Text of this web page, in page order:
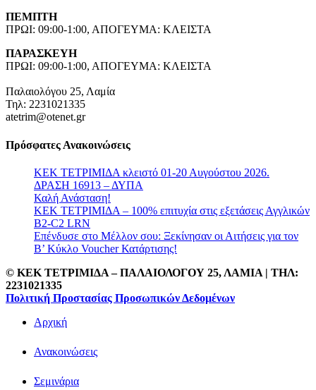
ΠΕΜΠΤΗ
ΠΡΩΙ: 09:00-1:00, ΑΠΟΓΕΥΜΑ: ΚΛΕΙΣΤΑ
ΠΑΡΑΣΚΕΥΗ
ΠΡΩΙ: 09:00-1:00, ΑΠΟΓΕΥΜΑ: ΚΛΕΙΣΤΑ
Παλαιολόγου 25, Λαμία
Τηλ: 2231021335
atetrim@otenet.gr
Πρόσφατες Ανακοινώσεις
ΚΕΚ ΤΕΤΡΙΜΙΔΑ κλειστό 01-20 Αυγούστου 2026.
ΔΡΑΣΗ 16913 – ΔΥΠΑ
Καλή Ανάσταση!
ΚΕΚ ΤΕΤΡΙΜΙΔΑ – 100% επιτυχία στις εξετάσεις Αγγλικών
B2-C2 LRN
Επένδυσε στο Μέλλον σου: Ξεκίνησαν οι Αιτήσεις για τον
Β’ Κύκλο Voucher Κατάρτισης!
© ΚΕΚ ΤΕΤΡΙΜΙΔΑ – ΠΑΛΑΙΟΛΟΓΟΥ 25, ΛΑΜΙΑ | TΗΛ:
2231021335
Πολιτική Προστασίας Προσωπικών Δεδομένων
Αρχική
Ανακοινώσεις
Σεμινάρια